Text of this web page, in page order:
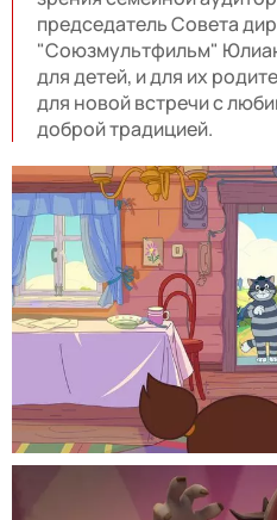
председатель Совета
"Союзмультфильм"
для детей, и для их
для новой встречи с
доброй традицией.